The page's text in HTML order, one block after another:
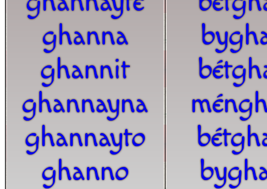
ghanna
ghannit
ghannayna
ghannayto
ghanno